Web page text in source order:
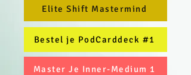
Elite Shift Mastermind
Bestel je PodCarddeck #1
Master Je Inner-Medium 1